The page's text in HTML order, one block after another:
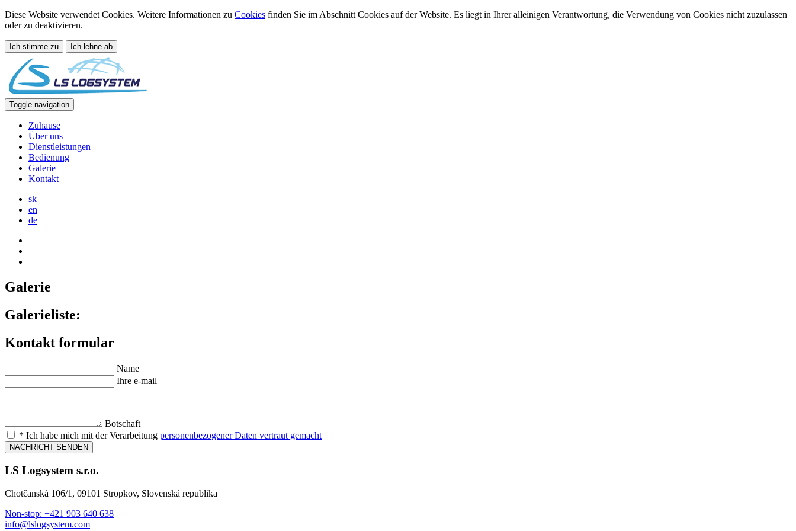
Diese Website verwendet Cookies. Weitere Informationen zu Cookies finden Sie im Abschnitt Cookies auf der Website. Es liegt in Ihrer alleinigen Verantwortung, die Verwendung von Cookies nicht zuzulassen
oder zu deaktivieren.
Ich stimme zu Ich lehne ab
Toggle navigation
Zuhause
Über uns
Dienstleistungen
Bedienung
Galerie
Kontakt
sk
en
de
Galerie
Galerieliste:
Kontakt formular
Name
Ihre e-mail
Botschaft
* Ich habe mich mit der Verarbeitung personenbezogener Daten vertraut gemacht
NACHRICHT SENDEN
LS Logsystem s.r.o.
Chotčanská 106/1, 09101 Stropkov, Slovenská republika
Non-stop: +421 903 640 638
info@lslogsystem.com